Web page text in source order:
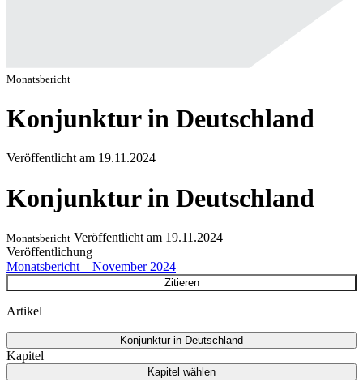
Monatsbericht
Konjunktur in Deutschland
Veröffentlicht am 19.11.2024
Konjunktur in Deutschland
Monatsbericht Veröffentlicht am 19.11.2024
Veröffentlichung
Monatsbericht – November 2024
Zitieren
Artikel
Konjunktur in Deutschland
Kapitel
Kapitel wählen